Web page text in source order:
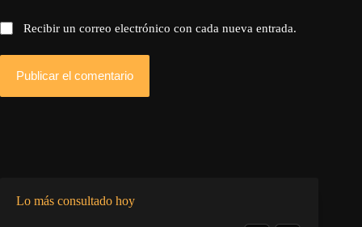
Recibir un correo electrónico con cada nueva entrada.
Publicar el comentario
Lo más consultado hoy